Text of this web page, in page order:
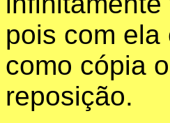
pois com ela
como cópia
reposição.